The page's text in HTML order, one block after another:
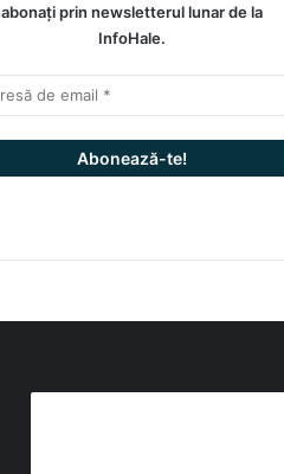
abonați prin newsletterul lunar de la
InfoHale.